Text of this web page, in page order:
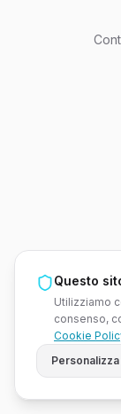
Questo
Utilizziamo
consenso,
Cookie
Personalizza